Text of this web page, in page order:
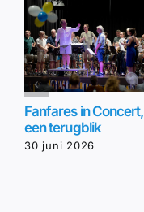
Fanfares in Concert,
een terugblik
30 juni 2026